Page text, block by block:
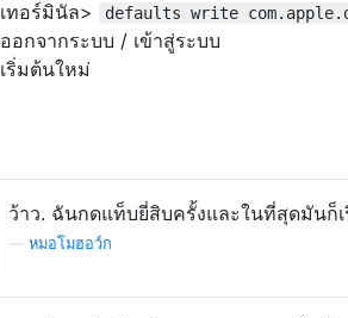
เทอร์มินัล>
defaults write
ออกจากระบบ / เข้าสู่ระบบ
เริ่มต้นใหม่
ว้าว. ฉันกดแท็บยี่สิบครั้งและในที่สุดมันก็เ
หมอโมฮอว์ก